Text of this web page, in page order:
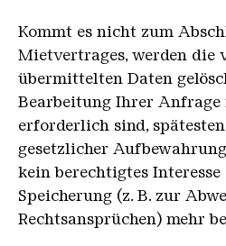
Kommt es nicht zum
Mietvertrages, werden die
übermittelten Daten
Bearbeitung Ihrer Anfrage
erforderlich sind,
gesetzlicher
kein berechtigtes
Speicherung (z. B. zur
Rechtsansprüchen) mehr